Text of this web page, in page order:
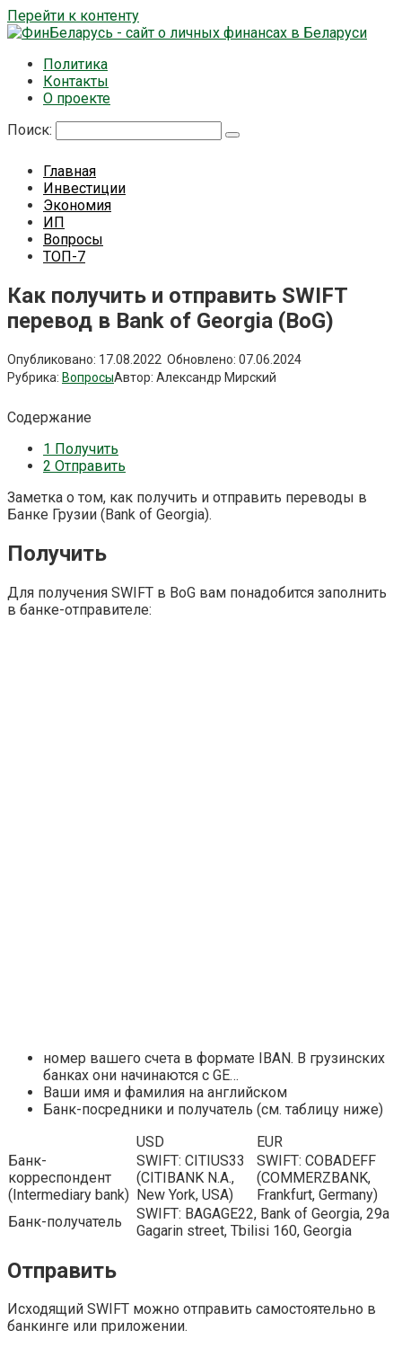
Перейти к контенту
Политика
Контакты
О проекте
Поиск:
Главная
Инвестиции
Экономия
ИП
Вопросы
ТОП-7
Как получить и отправить SWIFT
перевод в Bank of Georgia (BoG)
Опубликовано: 17.08.2022 Обновлено: 07.06.2024
Рубрика: ВопросыАвтор: Александр Мирский
Содержание
1 Получить
2 Отправить
Заметка о том, как получить и отправить переводы в
Банке Грузии (Bank of Georgia).
Получить
Для получения SWIFT в BoG вам понадобится заполнить
в банке-отправителе:
номер вашего счета в формате IBAN. В грузинских
банках они начинаются с GE…
Ваши имя и фамилия на английском
Банк-посредники и получатель (см. таблицу ниже)
USD
EUR
Банк-
корреспондент
(Intermediary bank)
SWIFT: CITIUS33
(CITIBANK N.A.,
New York, USA)
SWIFT: COBADEFF
(COMMERZBANK,
Frankfurt, Germany)
Банк-получатель
SWIFT: BAGAGE22, Bank of Georgia, 29a
Gagarin street, Tbilisi 160, Georgia
Отправить
Исходящий SWIFT можно отправить самостоятельно в
банкинге или приложении.